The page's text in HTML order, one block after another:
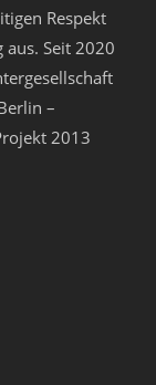
Respekt
Seit 2020
–
2013